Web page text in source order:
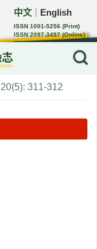
中文 English
ISSN 1001-5256 (Print)
ISSN 2097-3497 (Online)
CN 22-1108/R
20(5): 311-312